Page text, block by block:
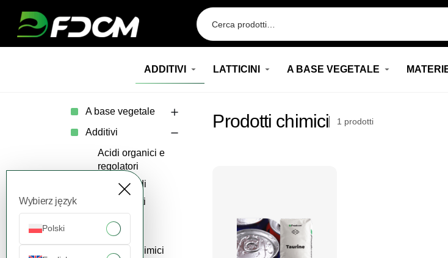
Wybierz język
Polski
ADDITIVI LATTICINI A BASE VEGETALE
A base vegetale
Additivi
Acidi organici e
regolatori
Aminoacidi
Dolcificanti
artificiali
Minerali
Prodotti chimici
Prodotti chimici 1 prodotti